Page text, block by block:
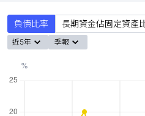
負債比率 長期資金佔固定資產
近5年 季報